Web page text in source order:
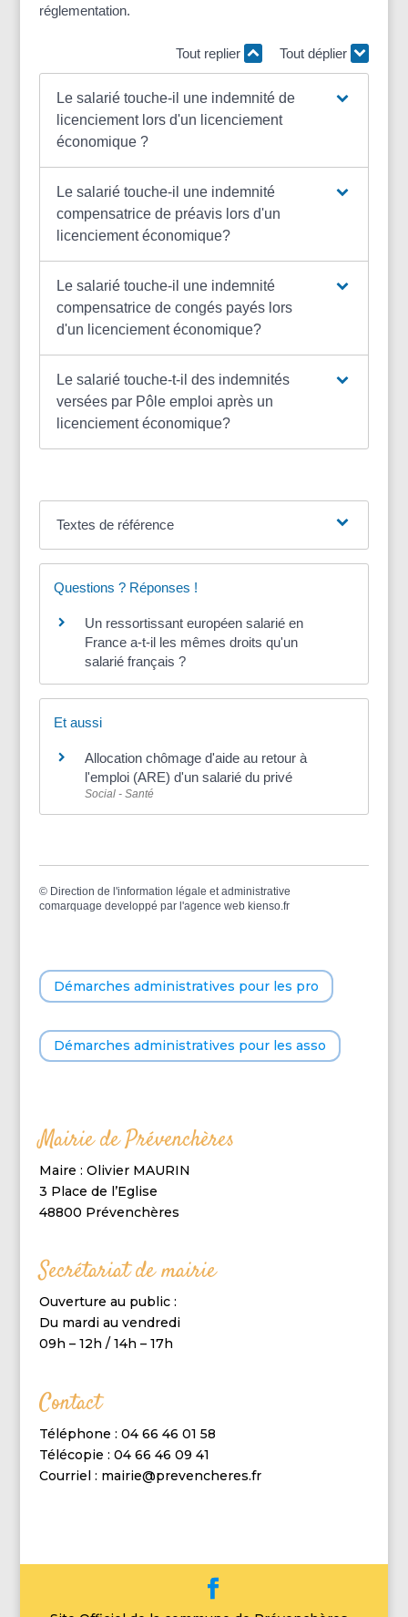
réglementation.
Tout replier Tout déplier
Le salarié touche-il une indemnité de
licenciement lors d'un licenciement
économique ?
Le salarié touche-il une indemnité
compensatrice de préavis lors d'un
licenciement économique?
Le salarié touche-il une indemnité
compensatrice de congés payés lors
d'un licenciement économique?
Le salarié touche-t-il des indemnités
versées par Pôle emploi après un
licenciement économique?
Textes de référence
Questions ? Réponses !
Un ressortissant européen salarié en
France a-t-il les mêmes droits qu'un
salarié français ?
Et aussi
Allocation chômage d'aide au retour à
l'emploi (ARE) d'un salarié du privé
Social - Santé
© Direction de l'information légale et administrative
comarquage developpé par l'agence web kienso.fr
Démarches administratives pour les pro
Démarches administratives pour les asso
Mairie de Prévenchères
Maire : Olivier MAURIN
3 Place de l’Eglise
48800 Prévenchères
Secrétariat de mairie
Ouverture au public :
Du mardi au vendredi
09h – 12h / 14h – 17h
Contact
Téléphone : 04 66 46 01 58
Télécopie : 04 66 46 09 41
Courriel : mairie@prevencheres.fr